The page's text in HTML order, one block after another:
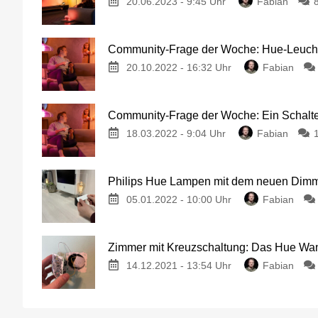
Community-Frage der Woche: Hue-
20.10.2022 - 16:32 Uhr Fabian
Community-Frage der Woche: Ein
18.03.2022 - 9:04 Uhr Fabian
Philips Hue Lampen mit dem neuen
05.01.2022 - 10:00 Uhr Fabian
Zimmer mit Kreuzschaltung: Das Hue
14.12.2021 - 13:54 Uhr Fabian